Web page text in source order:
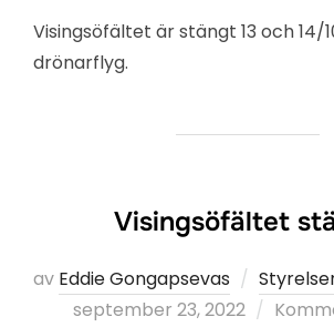
Visingsöfältet är stängt 13 och 14/
drönarflyg.
Visingsöfältet
av Eddie Gongapsevas
Publicerat
september 23, 2022